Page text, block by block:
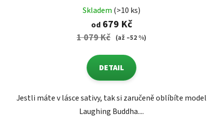
Skladem (>10 ks)
od679 Kč
1 079 Kč (až –52 %)
DETAIL
Jestli máte v lásce sativy, tak si zaručeně oblíbíte model
Laughing Buddha....